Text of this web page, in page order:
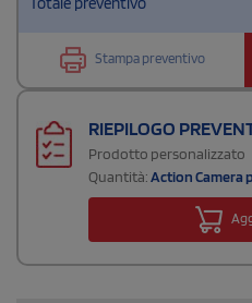
Stampa preventivo
RIEPILOGO
Prodotto personalizzato
Quantità:Action Camera